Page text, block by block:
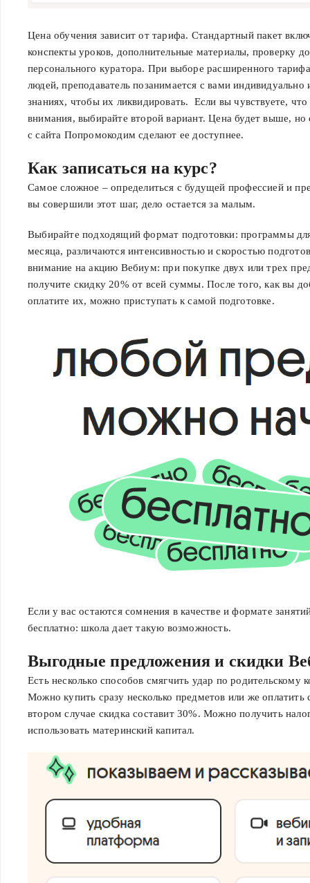
Цена обучения зависит от тарифа. Стандартный пакет
конспекты уроков, дополнительные материалы, проверку
персонального куратора. При выборе расширенного
людей, преподаватель позанимается с вами
знаниях, чтобы их ликвидировать. Если вы чувствуете,
внимания, выбирайте второй вариант. Цена будет выше,
с сайта Попромокодим сделают ее доступнее.
Как записаться на курс?
Самое сложное – определиться с будущей профессией и
вы совершили этот шаг, дело остается за малым.
Выбирайте подходящий формат подготовки: программы
месяца, различаются интенсивностью и скоростью
внимание на акцию Вебиум: при покупке двух или трех
получите скидку 20% от всей суммы. После того, как вы
оплатите их, можно приступать к самой подготовке.
Если у вас остаются сомнения в качестве и формате
бесплатно: школа дает такую возможность.
Выгодные предложения и скидки
Есть несколько способов смягчить удар по родительскому
Можно купить сразу несколько предметов или же оплатить
втором случае скидка составит 30%. Можно получить
использовать материнский капитал.